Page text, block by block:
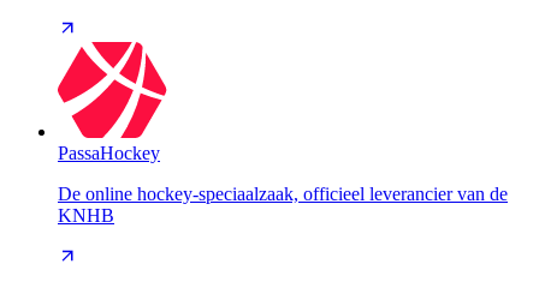
PassaHockey
De online hockey-speciaalzaak, officieel leverancier van de
KNHB